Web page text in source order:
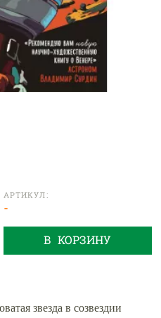
АРТИКУЛ:
-
В КОРЗИНУ
звезда в созвездии